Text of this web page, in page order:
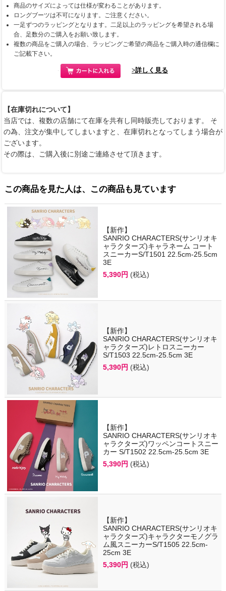
商品のサイズによっては仕様が変わることがあります。
ロングブーツは不可になります。ご注意ください。
一足ずつのラッピングとなります。二足以上のラッピングを希望される場
合、足数分のご購入をお願い致します。
複数の商品をご購入の場合、ラッピングご希望の商品をご購入時の通信欄に
ご記載下さい。
>詳しく見る
【在庫切れについて】
当店では、複数の店舗にて在庫を共有し同時販売しております。 そ
の為、注文が集中してしまいますと、在庫切れとなってしまう場合が
ございます。
その際は、ご購入後に別途ご連絡させて頂きます。
この商品を見た人は、この商品も見ています
【新作】
SANRIO CHARACTERS(サンリオキ
ャラクターズ)キャラネーム コート
スニーカーS/T1501 22.5cm-25.5cm
3E
5,390円 (税込)
【新作】
SANRIO CHARACTERS(サンリオキ
ャラクターズ)レトロスニーカー
S/T1503 22.5cm-25.5cm 3E
5,390円 (税込)
【新作】
SANRIO CHARACTERS(サンリオキ
ャラクターズ)ワッペンコートスニー
カー S/T1502 22.5cm-25.5cm 3E
5,390円 (税込)
【新作】
SANRIO CHARACTERS(サンリオキ
ャラクターズ)キャラクターモノグラ
ム風スニーカーS/T1505 22.5cm-
25cm 3E
5,390円 (税込)